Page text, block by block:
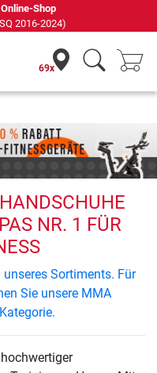
Shop
2016-2024)
69x
NR. 1 FÜR
Sortiments. Für
Sie unsere MMA